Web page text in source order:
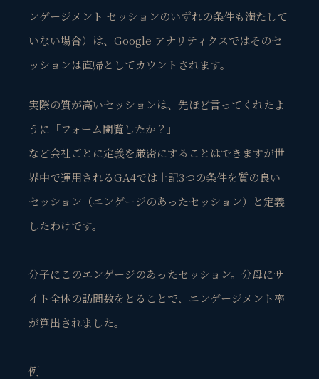
ンゲージメント セッションのいずれの条件も満たして
いない場合）は、Google アナリティクスではそのセ
ッションは直帰としてカウントされます。
実際の質が高いセッションは、先ほど言ってくれたよ
うに「フォーム閲覧したか？」
など会社ごとに定義を厳密にすることはできますが世
界中で運用されるGA4では上記3つの条件を質の良い
セッション（エンゲージのあったセッション）と定義
したわけです。
分子にこのエンゲージのあったセッション。分母にサ
イト全体の訪問数をとることで、エンゲージメント率
が算出されました。
例